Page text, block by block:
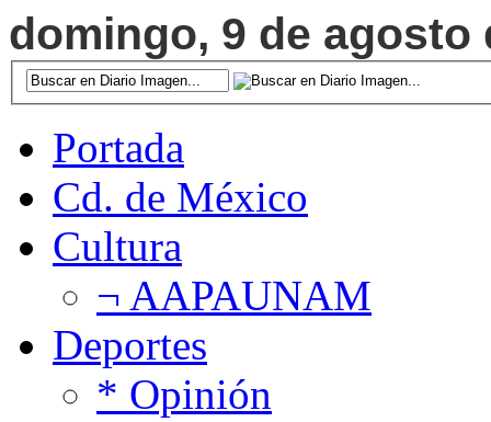
domingo, 9 de agosto
Portada
Cd. de México
Cultura
¬ AAPAUNAM
Deportes
* Opinión